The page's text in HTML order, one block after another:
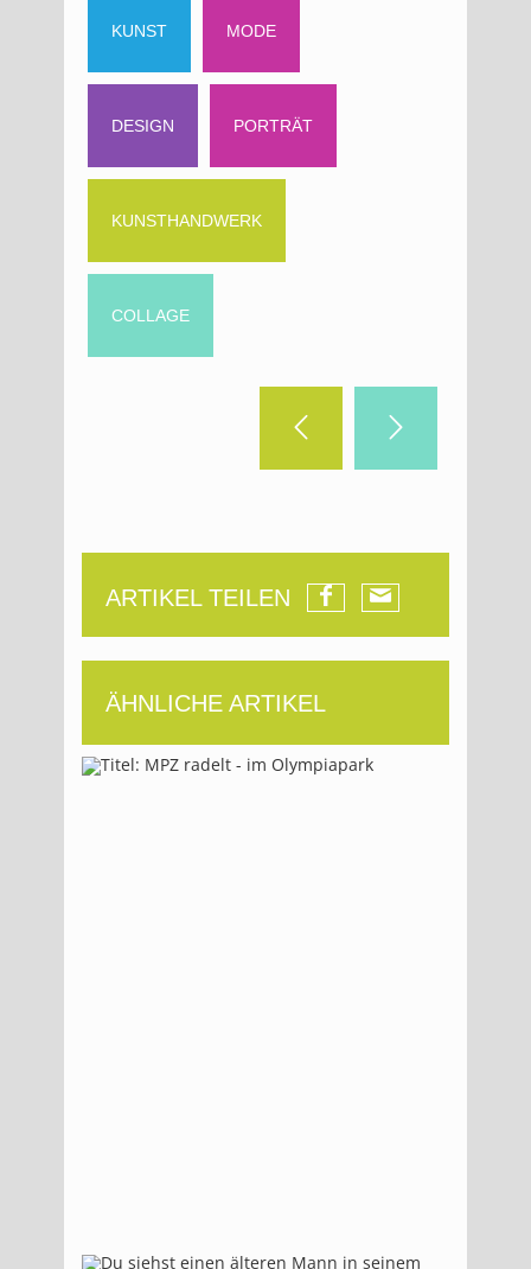
KUNST MODE
DESIGN PORTRÄT
KUNSTHANDWERK
COLLAGE
ARTIKEL TEILEN
ÄHNLICHE ARTIKEL